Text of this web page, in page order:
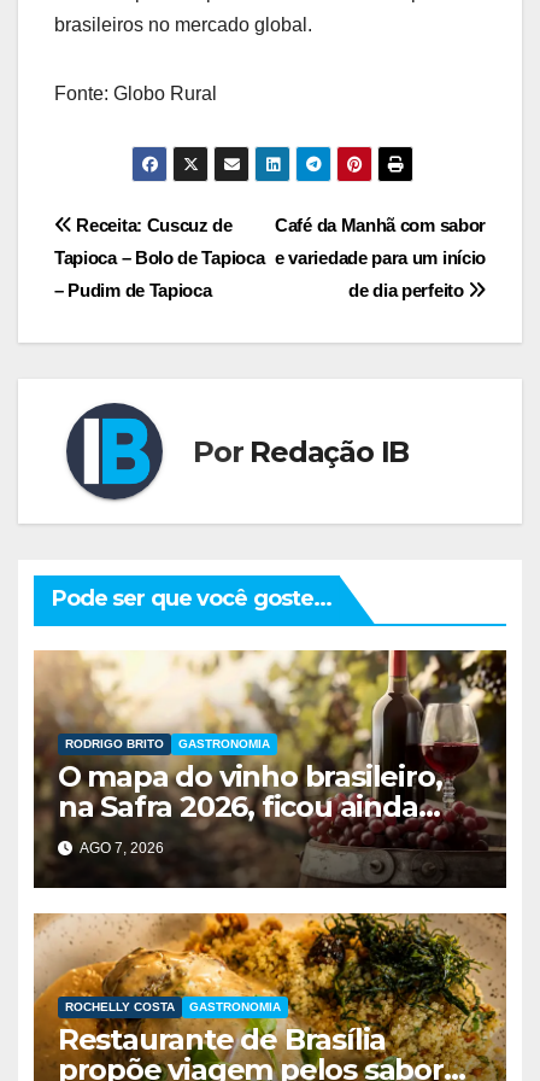
brasileiros no mercado global.
Fonte: Globo Rural
Navegação
de
Post
Café da Manhã com sabor
e variedade para um início
de dia perfeito
Receita: Cuscuz de
Tapioca – Bolo de Tapioca
– Pudim de Tapioca
Por Redação IB
Pode ser que você goste...
GASTRONOMIA
RODRIGO BRITO
O mapa do vinho brasileiro,
na Safra 2026, ficou ainda
maior
AGO 7, 2026
ROCHELLY COSTA GASTRONOMIA
Restaurante de Brasília
propõe viagem pelos sabores